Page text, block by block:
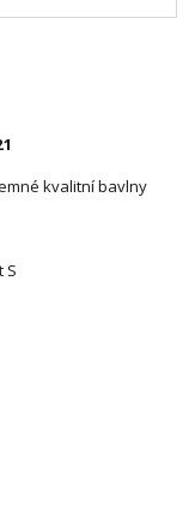
kvalitní bavlny
S